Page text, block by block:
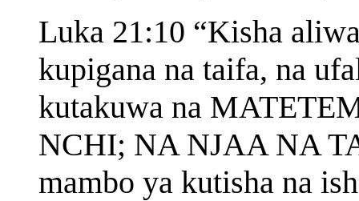
Luka 21:10 “Kisha
kupigana na taifa, na
kutakuwa na
NCHI; NA NJAA NA
mambo ya kutisha na